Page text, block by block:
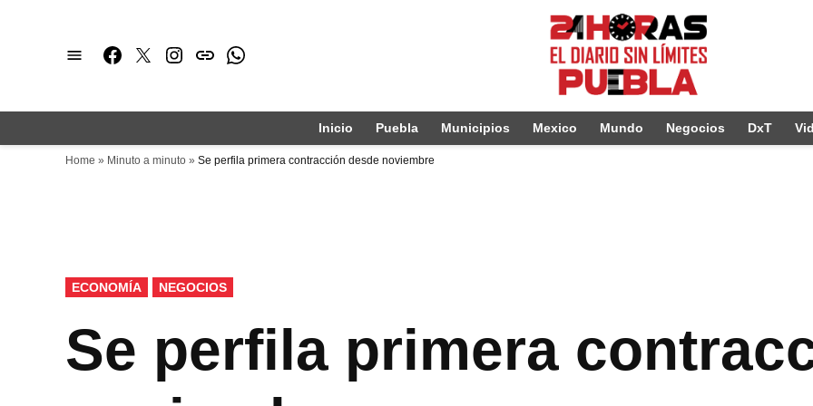
Facebook
TwitterInstagram
issuuWhatsapp
Inicio Puebla Municipios Mexico Mundo Negocios DxT
Home » Minuto a minuto » Se perfila primera contracción desde noviembre
PUBLICADO
EN
ECONOMÍA NEGOCIOS
Se perfila primera